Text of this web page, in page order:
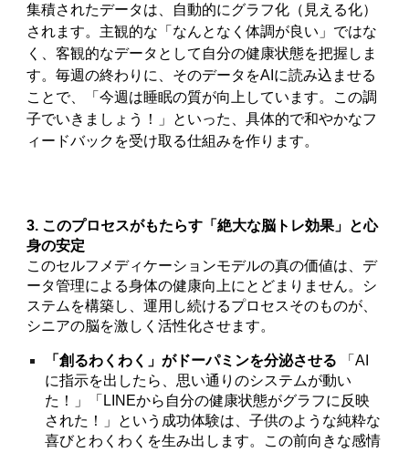
集積されたデータは、自動的にグラフ化（見える化）
されます。主観的な「なんとなく体調が良い」ではな
く、客観的なデータとして自分の健康状態を把握しま
す。毎週の終わりに、そのデータをAIに読み込ませる
ことで、「今週は睡眠の質が向上しています。この調
子でいきましょう！」といった、具体的で和やかなフ
ィードバックを受け取る仕組みを作ります。
3. このプロセスがもたらす「絶大な脳トレ効果」と心
身の安定
このセルフメディケーションモデルの真の価値は、デ
ータ管理による身体の健康向上にとどまりません。シ
ステムを構築し、運用し続けるプロセスそのものが、
シニアの脳を激しく活性化させます。
「創るわくわく」がドーパミンを分泌させる 「AI
に指示を出したら、思い通りのシステムが動い
た！」「LINEから自分の健康状態がグラフに反映
された！」という成功体験は、子供のような純粋な
喜びとわくわくを生み出します。この前向きな感情